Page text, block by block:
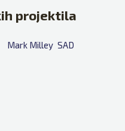
projektila
Mark Milley SAD